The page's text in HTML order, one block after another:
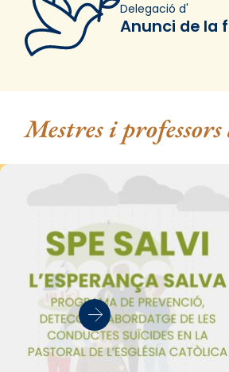
Delegació d'
Anunci de la
Mestres i